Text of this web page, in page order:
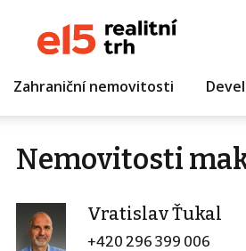
Zahraniční nemovitosti
Nemovitosti
Vratislav Ťukal
+420 296 399 006